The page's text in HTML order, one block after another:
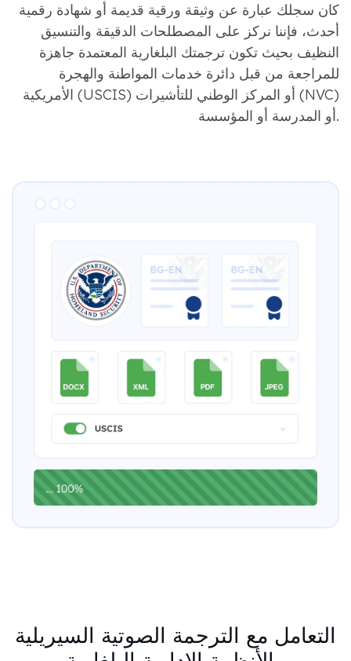
كان سجلك عبارة عن وثيقة ورقية قديمة أو شهادة رقمية
أحدث، فإننا نركز على المصطلحات الدقيقة والتنسيق
النظيف بحيث تكون ترجمتك البلغارية المعتمدة جاهزة
للمراجعة من قبل دائرة خدمات المواطنة والهجرة
الأمريكية (USCIS) أو المركز الوطني للتأشيرات (NVC)
أو المدرسة أو المؤسسة.
التعامل مع الترجمة الصوتية السيريلية